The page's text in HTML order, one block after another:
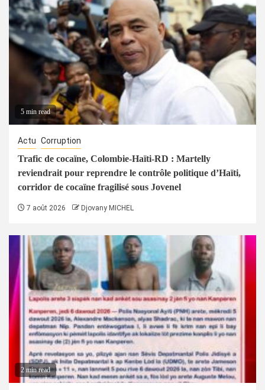
5 min read
Actu Corruption
Trafic de cocaïne, Colombie-Haïti-RD : Martelly
reviendrait pour reprendre le contrôle politique d’Haïti,
corridor de cocaïne fragilisé sous Jovenel
7 août 2026 Djovany MICHEL
2 min read